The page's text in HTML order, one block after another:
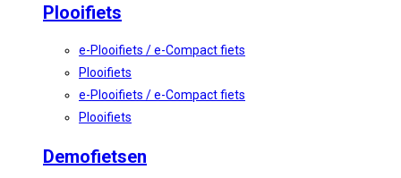
Plooifiets
e-Plooifiets / e-Compact fiets
Plooifiets
e-Plooifiets / e-Compact fiets
Plooifiets
Demofietsen